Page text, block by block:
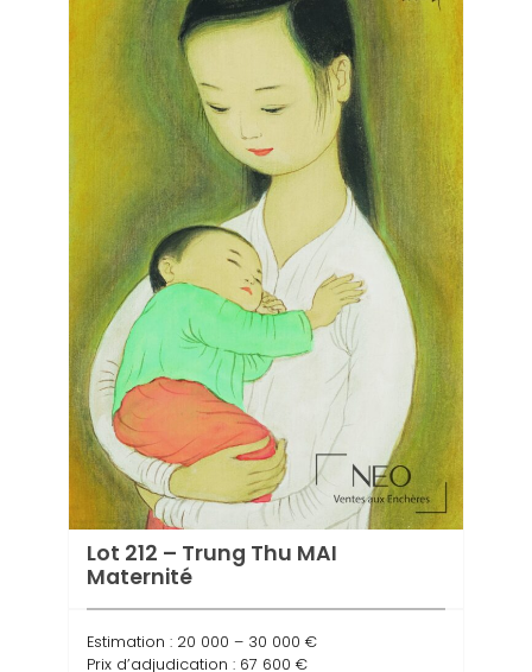
Lot 212 – Trung Thu MAI
Maternité
Estimation : 20 000 – 30 000 €
Prix d’adjudication : 67 600 €